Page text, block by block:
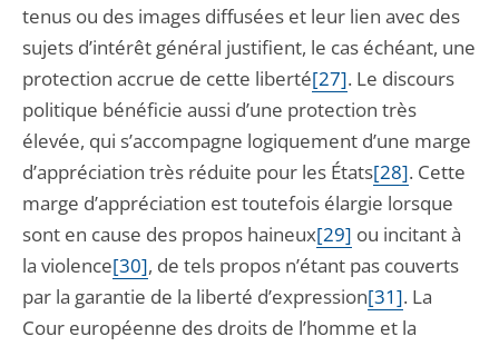
tenus ou des images diffusées et leur lien avec des
sujets d’intérêt général justifient, le cas échéant, une
protection accrue de cette liberté[27]. Le discours
politique bénéficie aussi d’une protection très
élevée, qui s’accompagne logiquement d’une marge
d’appréciation très réduite pour les États[28]. Cette
marge d’appréciation est toutefois élargie lorsque
sont en cause des propos haineux[29] ou incitant à
la violence[30], de tels propos n’étant pas couverts
par la garantie de la liberté d’expression[31]. La
Cour européenne des droits de l’homme et la